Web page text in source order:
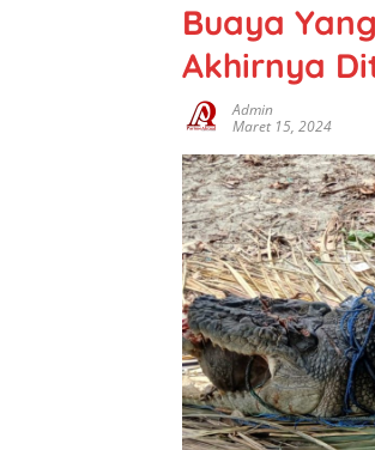
Buaya
Akhirnya
Admin
Maret 15, 2024